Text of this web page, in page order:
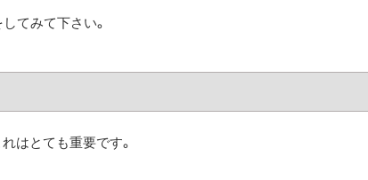
てみて下さい。
はとても重要です。